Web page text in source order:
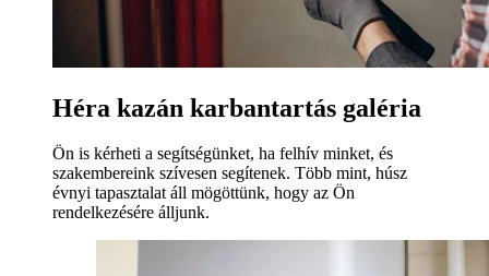
Héra kazán karbantartás galéria
Ön is kérheti a segítségünket, ha felhív minket, és
szakembereink szívesen segítenek. Több mint, húsz
évnyi tapasztalat áll mögöttünk, hogy az Ön
rendelkezésére álljunk.